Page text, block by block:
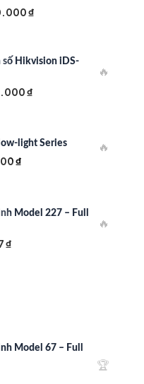
₫.
₫
là:
35.000.000 ₫.
số Hikvision iDS-
₫.
₫
là:
14.000.000 ₫.
🔥
light Series
₫.
₫
là:
🔥
Model 227 – Full
₫
🔥
Model 67 – Full
🏆